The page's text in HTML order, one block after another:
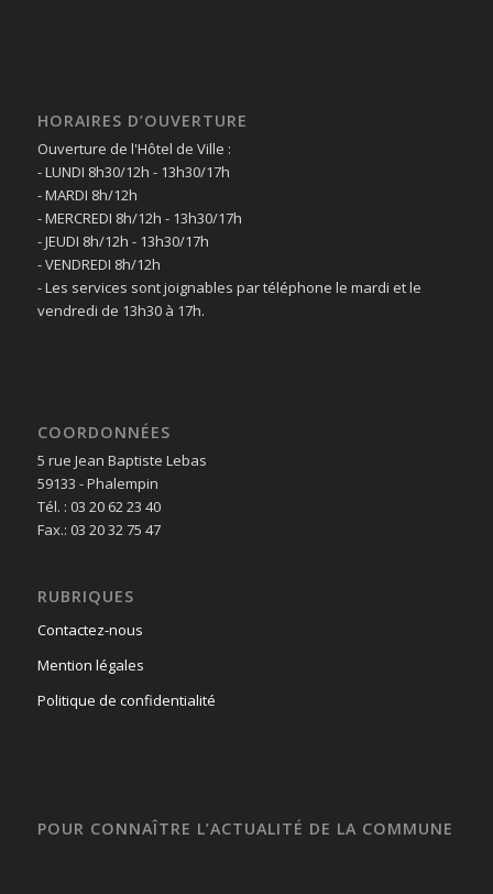
HORAIRES D’OUVERTURE
Ouverture de l'Hôtel de Ville :
- LUNDI 8h30/12h - 13h30/17h
- MARDI 8h/12h
- MERCREDI 8h/12h - 13h30/17h
- JEUDI 8h/12h - 13h30/17h
- VENDREDI 8h/12h
- Les services sont joignables par téléphone le mardi et le
vendredi de 13h30 à 17h.
COORDONNÉES
5 rue Jean Baptiste Lebas
59133 - Phalempin
Tél. : 03 20 62 23 40
Fax.: 03 20 32 75 47
RUBRIQUES
Contactez-nous
Mention légales
Politique de confidentialité
POUR CONNAÎTRE L’ACTUALITÉ DE LA COMMUNE